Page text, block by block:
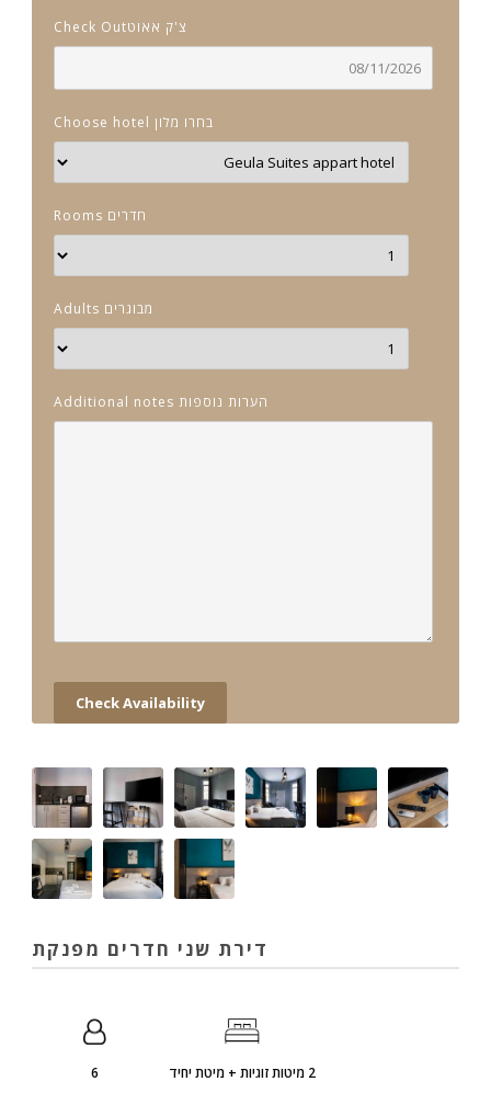
Check Outצ'ק אאוט
Choose hotel בחרו מלון
Rooms חדרים
Adults מבוגרים
Additional notes הערות נוספות
דירת שני חדרים מפנקת
6 2 מיטות זוגיות + מיטת יחיד